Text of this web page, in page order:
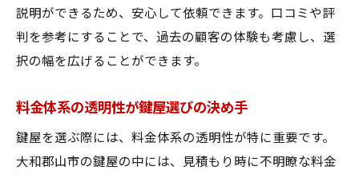
説明ができるため、安心して依頼できます。口コミや評
判を参考にすることで、過去の顧客の体験も考慮し、選
択の幅を広げることができます。
料金体系の透明性が鍵屋選びの決め手
鍵屋を選ぶ際には、料金体系の透明性が特に重要です。
大和郡山市の鍵屋の中には、見積もり時に不明瞭な料金